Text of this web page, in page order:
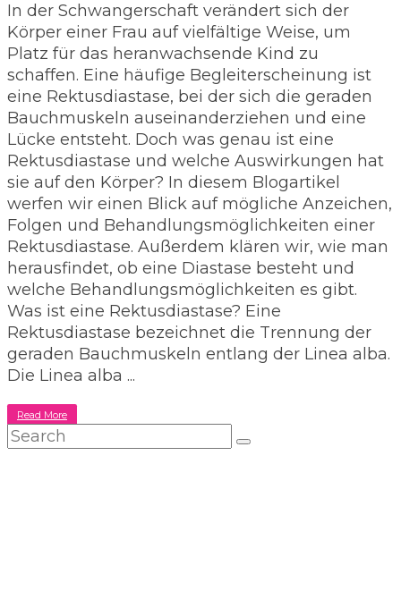
In der Schwangerschaft verändert sich der
Körper einer Frau auf vielfältige Weise, um
Platz für das heranwachsende Kind zu
schaffen. Eine häufige Begleiterscheinung ist
eine Rektusdiastase, bei der sich die geraden
Bauchmuskeln auseinanderziehen und eine
Lücke entsteht. Doch was genau ist eine
Rektusdiastase und welche Auswirkungen hat
sie auf den Körper? In diesem Blogartikel
werfen wir einen Blick auf mögliche Anzeichen,
Folgen und Behandlungsmöglichkeiten einer
Rektusdiastase. Außerdem klären wir, wie man
herausfindet, ob eine Diastase besteht und
welche Behandlungsmöglichkeiten es gibt.
Was ist eine Rektusdiastase? Eine
Rektusdiastase bezeichnet die Trennung der
geraden Bauchmuskeln entlang der Linea alba.
Die Linea alba ...
Read More
about
Rektusdiastase: